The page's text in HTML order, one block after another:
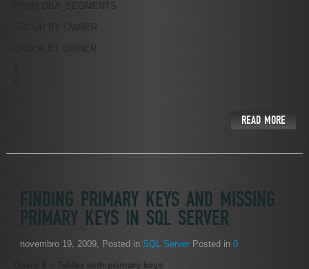
FROM DBA_SEGMENTS
GROUP BY OWNER
ORDER BY OWNER
READ MORE
FINDING PRIMARY KEYS AND MISSING
PRIMARY KEYS IN SQL SERVER
novembro 19, 2009, Posted in SQL ServerPosted in 0
Query 1 – Tables with primary keys